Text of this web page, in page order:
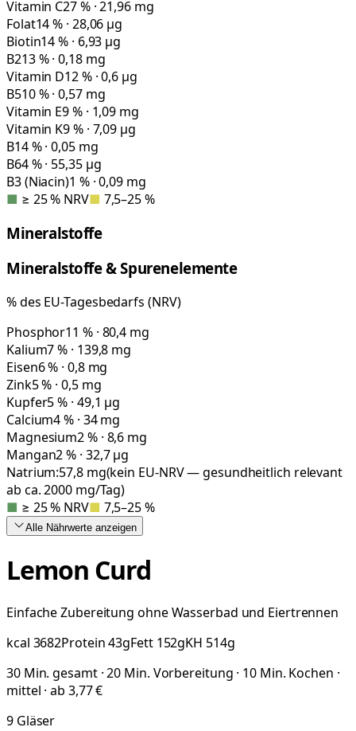
Vitamin C27 % · 21,96 mg
Folat14 % · 28,06 µg
Biotin14 % · 6,93 µg
B213 % · 0,18 mg
Vitamin D12 % · 0,6 µg
B510 % · 0,57 mg
Vitamin E9 % · 1,09 mg
Vitamin K9 % · 7,09 µg
B14 % · 0,05 mg
B64 % · 55,35 µg
B3 (Niacin)1 % · 0,09 mg
■ ≥ 25 % NRV■ 7,5–25 %
Mineralstoffe
Mineralstoffe & Spurenelemente
% des EU-Tagesbedarfs (NRV)
Phosphor11 % · 80,4 mg
Kalium7 % · 139,8 mg
Eisen6 % · 0,8 mg
Zink5 % · 0,5 mg
Kupfer5 % · 49,1 µg
Calcium4 % · 34 mg
Magnesium2 % · 8,6 mg
Mangan2 % · 32,7 µg
Natrium:57,8mg(kein EU-NRV — gesundheitlich relevant
ab ca. 2000 mg/Tag)
■ ≥ 25 % NRV■ 7,5–25 %
Alle Nährwerte anzeigen
Lemon Curd
Einfache Zubereitung ohne Wasserbad und Eiertrennen
kcal 3682Protein43gFett 152gKH 514g
30 Min. gesamt · 20 Min. Vorbereitung · 10 Min. Kochen ·
mittel · ab 3,77 €
9 Gläser